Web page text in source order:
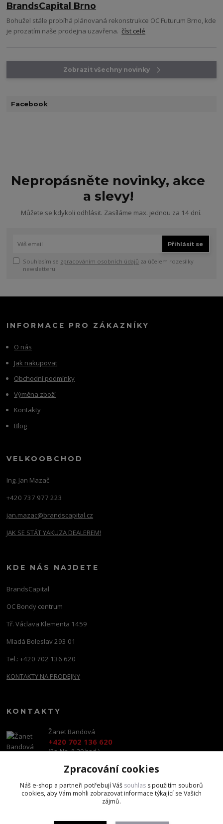
BrandsCapital Brno
Bohužel stále probíhá plánovaná rekonstrukce OC Futurum Brno, kde
je prozatím naše prodejna uzavřena.číst celé
Zobrazit všechny novinky
Facebook
Nepropásněte novinky, akce
a slevy!
Můžete se kdykoli odhlásit. Zasíláme max. jednou za 14 dní.
Přihlásit se
Souhlasím se zpracováním osobních údajů za účelem rozesílky
newsletteru.
INFORMACE PRO ZÁKAZNÍKY
O nás
Jak nakupovat
Obchodní podmínky
Výměna zboží
Kontakty
Blog
VELKOOBCHOD
Ing. Jan Mazač
+420 737 977 223
jan.mazac@brandscapital.cz
JAK SE STÁT YAKUZA DEALEREM!
KDE NÁS NAJDETE
BrandsCapital
OC Bondy centrum
Tř. Václava Klementa 1459
Mladá Boleslav 293 01
Tel.: +420 702 136 620
KONTAKTY NA PRODEJNY
KONTAKTY
Žanet Bandová
+420 702 136 620
(Po-Ne, 8-20 hod.)
shop@brandscapital.cz
Zpracování cookies
Náš e-shop a partneři potřebují Váš souhlas s použitím souborů
cookies, aby Vám mohli zobrazovat informace týkající se Vašich
zájmů.